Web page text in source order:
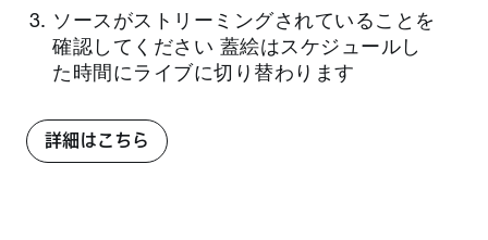
ソースがストリーミングされていることを
確認してください 蓋絵はスケジュールし
た時間にライブに切り替わります
詳細はこちら